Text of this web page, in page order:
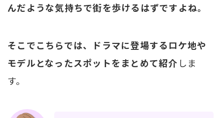
んだような気持ちで街を歩けるはずですよね。
そこでこちらでは、ドラマに登場するロケ地や
モデルとなったスポットをまとめて紹介 しま
す。